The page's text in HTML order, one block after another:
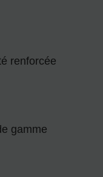
renforcée
gamme